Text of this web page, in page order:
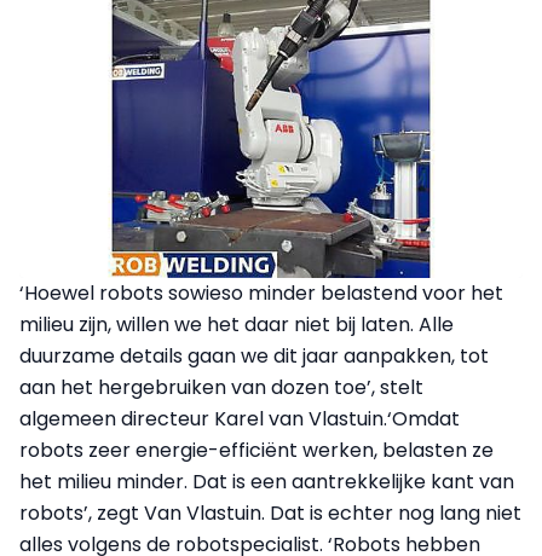
‘Hoewel robots sowieso minder belastend voor het
milieu zijn, willen we het daar niet bij laten. Alle
duurzame details gaan we dit jaar aanpakken, tot
aan het hergebruiken van dozen toe’, stelt
algemeen directeur Karel van Vlastuin.‘Omdat
robots zeer energie-efficiënt werken, belasten ze
het milieu minder. Dat is een aantrekkelijke kant van
robots’, zegt Van Vlastuin. Dat is echter nog lang niet
alles volgens de robotspecialist. ‘Robots hebben